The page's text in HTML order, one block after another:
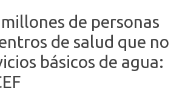
de personas
de salud que no
básicos de agua: